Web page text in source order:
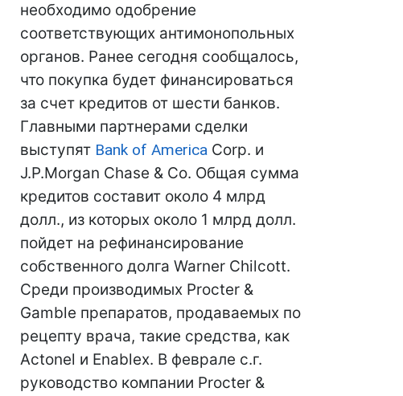
необходимо одобрение
соответствующих антимонопольных
органов. Ранее сегодня сообщалось,
что покупка будет финансироваться
за счет кредитов от шести банков.
Главными партнерами сделки
выступят Bank of America Corp. и
J.P.Morgan Chase & Co. Общая сумма
кредитов составит около 4 млрд
долл., из которых около 1 млрд долл.
пойдет на рефинансирование
собственного долга Warner Chilcott.
Среди производимых Procter &
Gamble препаратов, продаваемых по
рецепту врача, такие средства, как
Actonel и Enablex. В феврале с.г.
руководство компании Procter &